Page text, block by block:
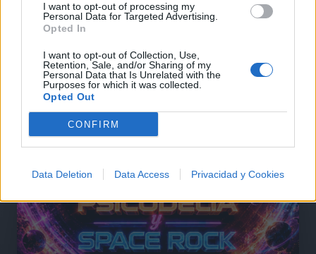
I want to opt-out of processing my
Personal Data for Targeted Advertising.
Opted In
I want to opt-out of Collection, Use,
Retention, Sale, and/or Sharing of my
Personal Data that Is Unrelated with the
Purposes for which it was collected.
Opted Out
CONFIRM
Data Deletion Data Access Privacidad y Cookies